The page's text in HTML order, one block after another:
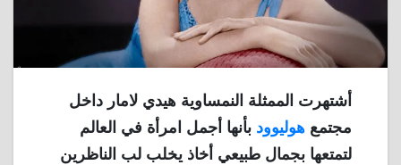
أشتهرت الممثلة النمساوية هيدي لامار داخل
مجتمع هوليوود بأنها أجمل امرأة في العالم
لتمتعها بجمال طبيعي أخاذ يخلب لب الناظرين